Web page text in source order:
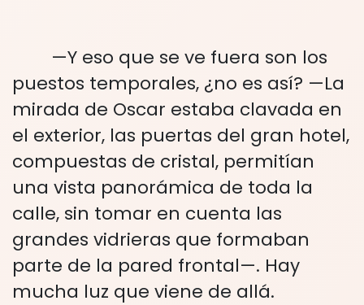
—Y eso que se ve fuera son los
puestos temporales, ¿no es así? —La
mirada de Oscar estaba clavada en
el exterior, las puertas del gran hotel,
compuestas de cristal, permitían
una vista panorámica de toda la
calle, sin tomar en cuenta las
grandes vidrieras que formaban
parte de la pared frontal—. Hay
mucha luz que viene de allá.